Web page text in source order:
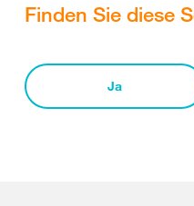
Finden Sie diese
Ja